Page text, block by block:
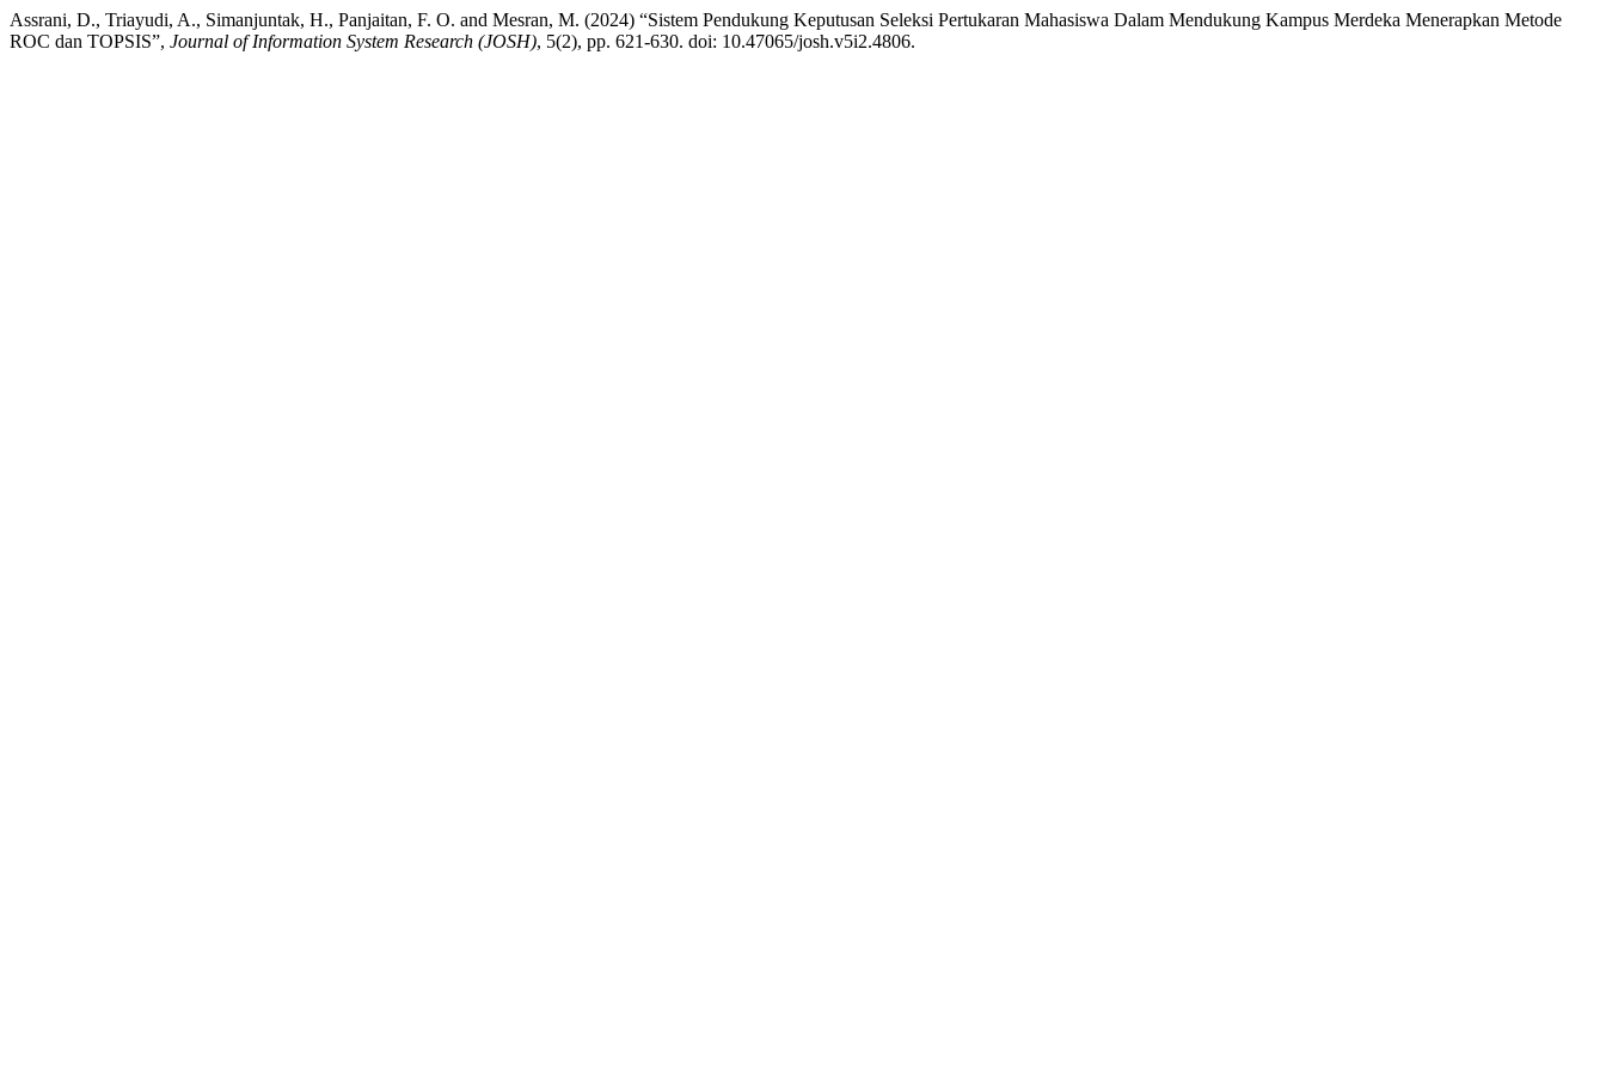
Assrani, D., Triayudi, A., Simanjuntak, H., Panjaitan, F. O. and Mesran, M. (2024) “Sistem Pendukung Keputusan Seleksi Pertukaran Mahasiswa Dalam Mendukung Kampus Merdeka Menerapkan Metode
ROC dan TOPSIS”, Journal of Information System Research (JOSH), 5(2), pp. 621-630. doi: 10.47065/josh.v5i2.4806.